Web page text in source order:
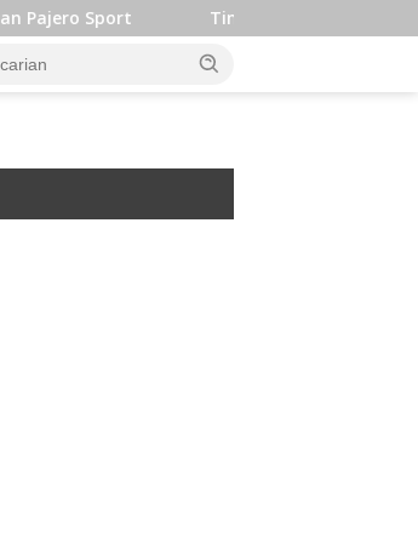
Timpilihan Indonesia Langsung Alihkan